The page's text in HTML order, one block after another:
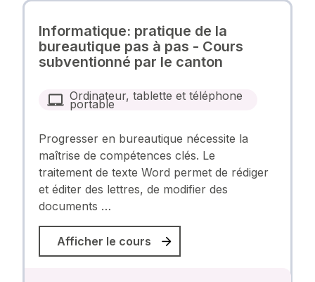
Informatique: pratique de la
bureautique pas à pas - Cours
subventionné par le canton
Ordinateur, tablette et téléphone
portable
Progresser en bureautique nécessite la
maîtrise de compétences clés. Le
traitement de texte Word permet de rédiger
et éditer des lettres, de modifier des
documents …
Afficher le cours